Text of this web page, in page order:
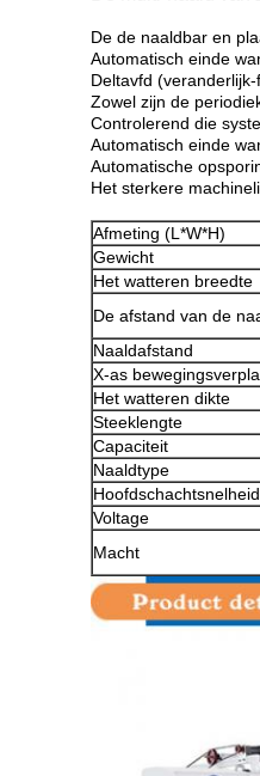
De de naaldbar en
Automatisch einde
Deltavfd
Zowel zijn de
Controlerend die
Automatisch einde
Automatische
Het sterkere
Afmeting (L*W*H)
Gewicht
Het watteren breedte
De afstand van de
Naaldafstand
X-as
Het watteren dikte
Steeklengte
Capaciteit
Naaldtype
Hoofdschachtsnelheid
Voltage
Macht